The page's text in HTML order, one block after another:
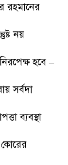
রহমানের
নয়
হবে –
সর্বদা
ব্যবস্থা
কোরের